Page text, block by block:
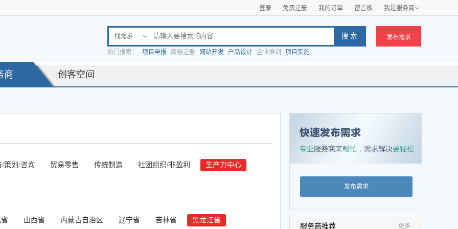
登录 免费注册 我的订单 留言板 我是服务商 
找需求 
热门搜索： 项目申报 商标注册 网站开发 产品设计 企业培训 项目实施
发布需求
商 创客空间
/策划/咨询 贸易零售 传统制造 社团组织/非盈利 生产力中心
山西省 内蒙古自治区 辽宁省 吉林省 黑龙江省
发布需求
服务商推荐 更多